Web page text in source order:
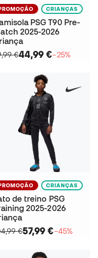
CRIANÇAS
PSG T90 Pre-
2025-2026
€44,99 €−25%
CRIANÇAS
de treino PSG
2025-2026
€57,99 €−45%